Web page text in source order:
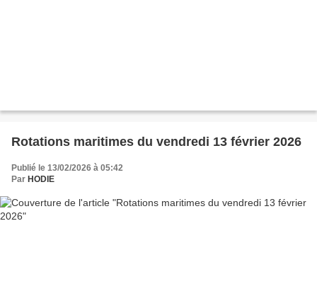
Rotations maritimes du vendredi 13 février 2026
Publié le 13/02/2026 à 05:42
Par HODIE